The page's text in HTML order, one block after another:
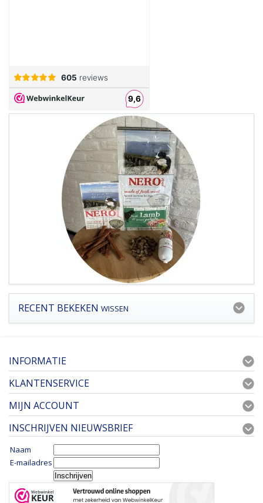
RECENT BEKEKEN WISSEN
INFORMATIE
KLANTENSERVICE
MIJN ACCOUNT
INSCHRIJVEN NIEUWSBRIEF
Naam
E-mailadres